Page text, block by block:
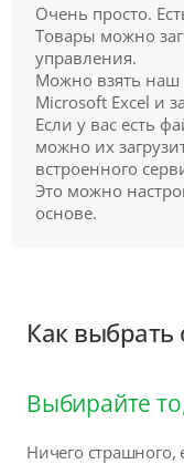
Очень просто.
Товары можно
управления.
Можно взять наш
Microsoft Excel и
Если у вас есть
можно их
встроенного
Это можно
основе.
Как выбрать
Выбирайте
Ничего